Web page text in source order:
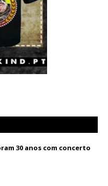
30 anos com concerto